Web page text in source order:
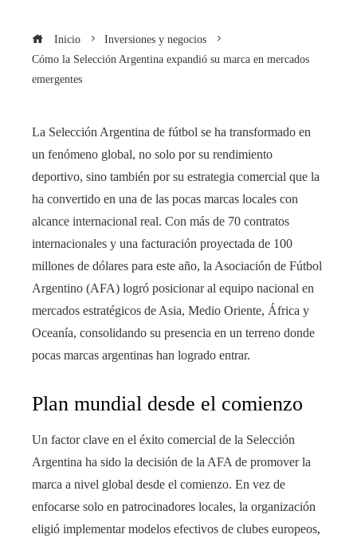
Inicio
Inversiones y negocios
Cómo la Selección Argentina expandió su marca en mercados
emergentes
La Selección Argentina de fútbol se ha transformado en
un fenómeno global, no solo por su rendimiento
deportivo, sino también por su estrategia comercial que la
ha convertido en una de las pocas marcas locales con
alcance internacional real. Con más de 70 contratos
internacionales y una facturación proyectada de 100
millones de dólares para este año, la Asociación de Fútbol
Argentino (AFA) logró posicionar al equipo nacional en
mercados estratégicos de Asia, Medio Oriente, África y
Oceanía, consolidando su presencia en un terreno donde
pocas marcas argentinas han logrado entrar.
Plan mundial desde el comienzo
Un factor clave en el éxito comercial de la Selección
Argentina ha sido la decisión de la AFA de promover la
marca a nivel global desde el comienzo. En vez de
enfocarse solo en patrocinadores locales, la organización
eligió implementar modelos efectivos de clubes europeos,